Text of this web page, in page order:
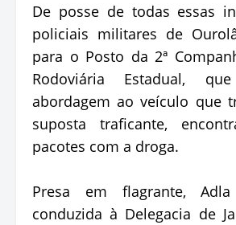
De posse de todas essas
policiais militares de
para o Posto da ‎2ª
Rodoviária Estadual,
abordagem ao veículo que
suposta traficante,
pacotes com a droga.
Presa em flagrante,
conduzida à Delegacia de